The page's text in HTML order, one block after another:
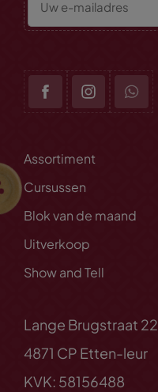
Assortiment
Cursussen
Blok van de maand
Uitverkoop
Show and Tell
Lange Brugstraat 22
4871 CP Etten-leur
KVK: 58156488